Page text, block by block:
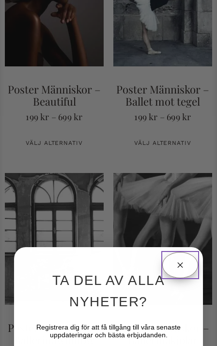
Poster Människor –
Beautiful
199kr – 699kr
VÄLJ ALTERNATIV
Poster Människor –
Ballet mot tegel
199kr – 699kr
VÄLJ ALTERNATIV
Poster Människor –
Ballerinawindow
Poster Människor –
Ballerinakjolar
TA DEL AV ALLA
NYHETER?
Registrera dig för att få tillgång till våra senaste
uppdateringar och bästa erbjudanden.